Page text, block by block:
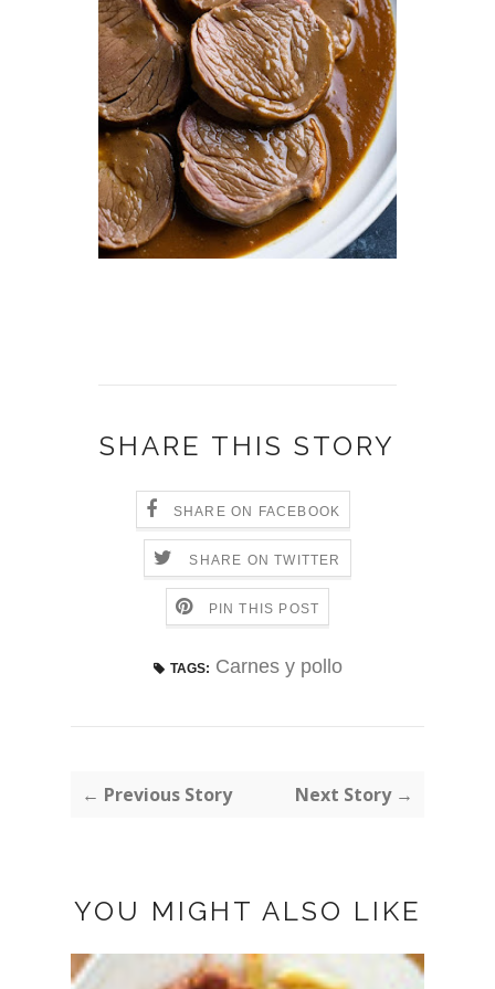
SHARE THIS STORY
SHARE ON FACEBOOK
SHARE ON TWITTER
PIN THIS POST
TAGS: Carnes y pollo
← Previous Story Next Story →
YOU MIGHT ALSO LIKE